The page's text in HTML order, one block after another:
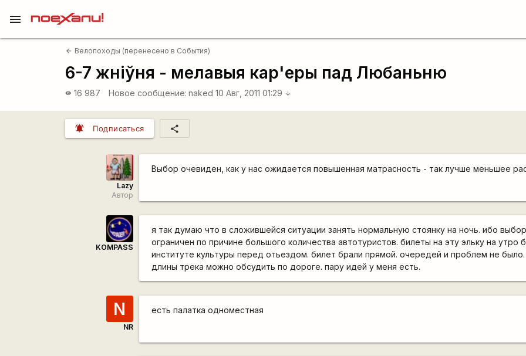
menu
arrow_back Велопоходы (перенесено в События)
6-7 жніўня - мелавыя кар'еры пад Любаньню
visibility 16 987 Новое сообщение: naked 10 Авг, 2011 01:29 arrow_downward
notifications_active Подписаться share
Lazy
Автор
Выбор очевиден, как у нас ожидается повышенная матрасность - так лучше меньшее
KOMPASS
я так думаю что в сложившейся ситуации занять нормальную стоянку на ночь. ибо
ограничен по причине большого количества автотуристов. билеты на эту эльку на утро
институте культуры перед отьездом. билет брали прямой. очередей и проблем не
длины трека можно обсудить по дороге. пару идей у меня есть.
N
NR
есть палатка одноместная